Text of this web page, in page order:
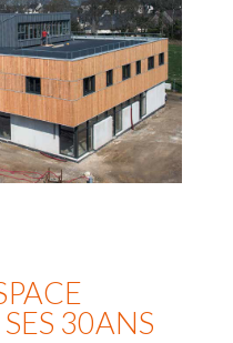
30ANS